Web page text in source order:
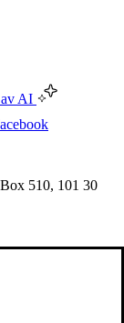
av AI
510, 101 30